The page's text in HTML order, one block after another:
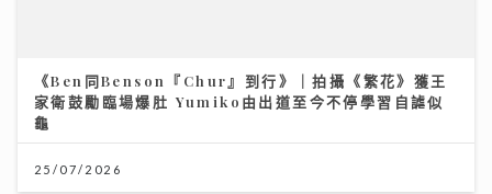
《Ben同Benson『Chur』到行》｜拍攝《繁花》獲王
家衛鼓勵臨場爆肚 Yumiko由出道至今不停學習自謔似
龜
25/07/2026